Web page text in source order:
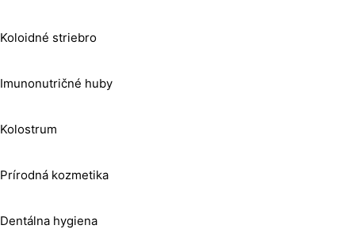
Koloidné striebro
Imunonutričné huby
Kolostrum
Prírodná kozmetika
Dentálna hygiena